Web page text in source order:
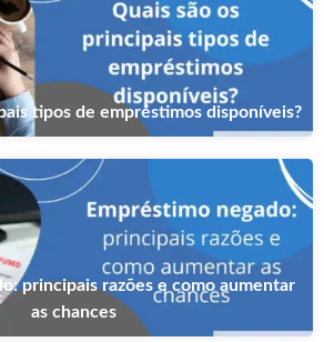
tipos de empréstimos disponíveis?
principais razões e como aumentar
as chances